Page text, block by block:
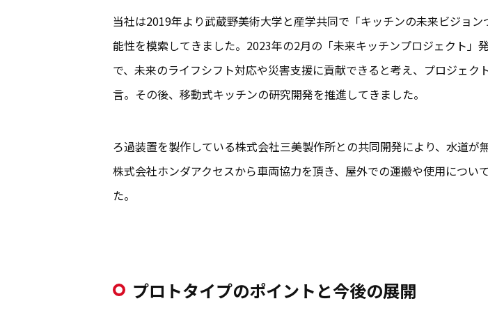
当社は2019年より武蔵野美術大学と産学共同で「キッチンの未来ビジョ
能性を模索してきました。2023年の2月の「未来キッチンプロジェクト」
で、未来のライフシフト対応や災害支援に貢献できると考え、プロジェ
言。その後、移動式キッチンの研究開発を推進してきました。
ろ過装置を製作している株式会社三美製作所との共同開発により、水道
株式会社ホンダアクセスから車両協力を頂き、屋外での運搬や使用につ
た。
プロトタイプのポイントと今後の展開